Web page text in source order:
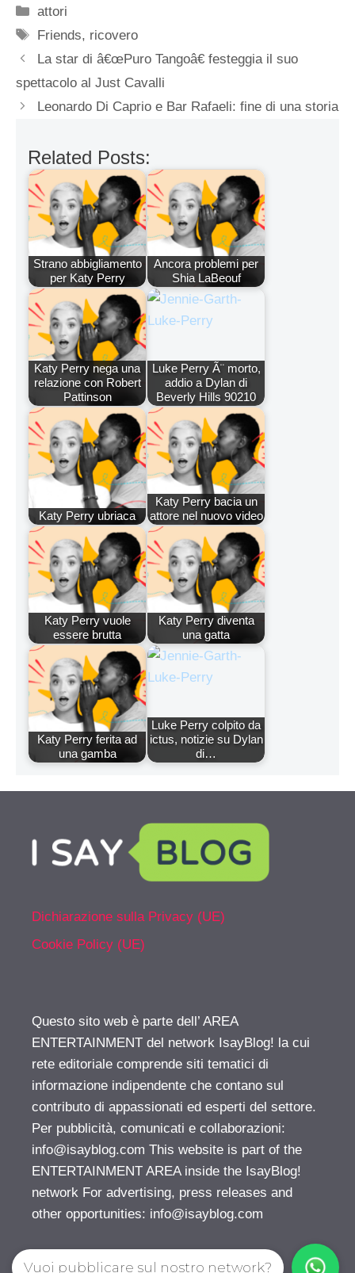
Categorie
attori
Tag
Friends, ricovero
La star di â€œPuro Tangoâ€ festeggia il suo
spettacolo al Just Cavalli
Leonardo Di Caprio e Bar Rafaeli: fine di una storia
Related Posts:
Strano abbigliamento
per Katy Perry
Ancora problemi per
Shia LaBeouf
Katy Perry nega una
relazione con Robert
Pattinson
Luke Perry Ã¨ morto,
addio a Dylan di
Beverly Hills 90210
Katy Perry ubriaca
Katy Perry bacia un
attore nel nuovo video
Katy Perry vuole
essere brutta
Katy Perry diventa
una gatta
Katy Perry ferita ad
una gamba
Luke Perry colpito da
ictus, notizie su Dylan
di…
Dichiarazione sulla Privacy (UE)
Cookie Policy (UE)
Questo sito web è parte dell’ AREA
ENTERTAINMENT del network IsayBlog! la cui
rete editoriale comprende siti tematici di
informazione indipendente che contano sul
contributo di appassionati ed esperti del settore.
Per pubblicità, comunicati e collaborazioni:
info@isayblog.com This website is part of the
ENTERTAINMENT AREA inside the IsayBlog!
network For advertising, press releases and
other opportunities: info@isayblog.com
Vuoi pubblicare sul nostro network?